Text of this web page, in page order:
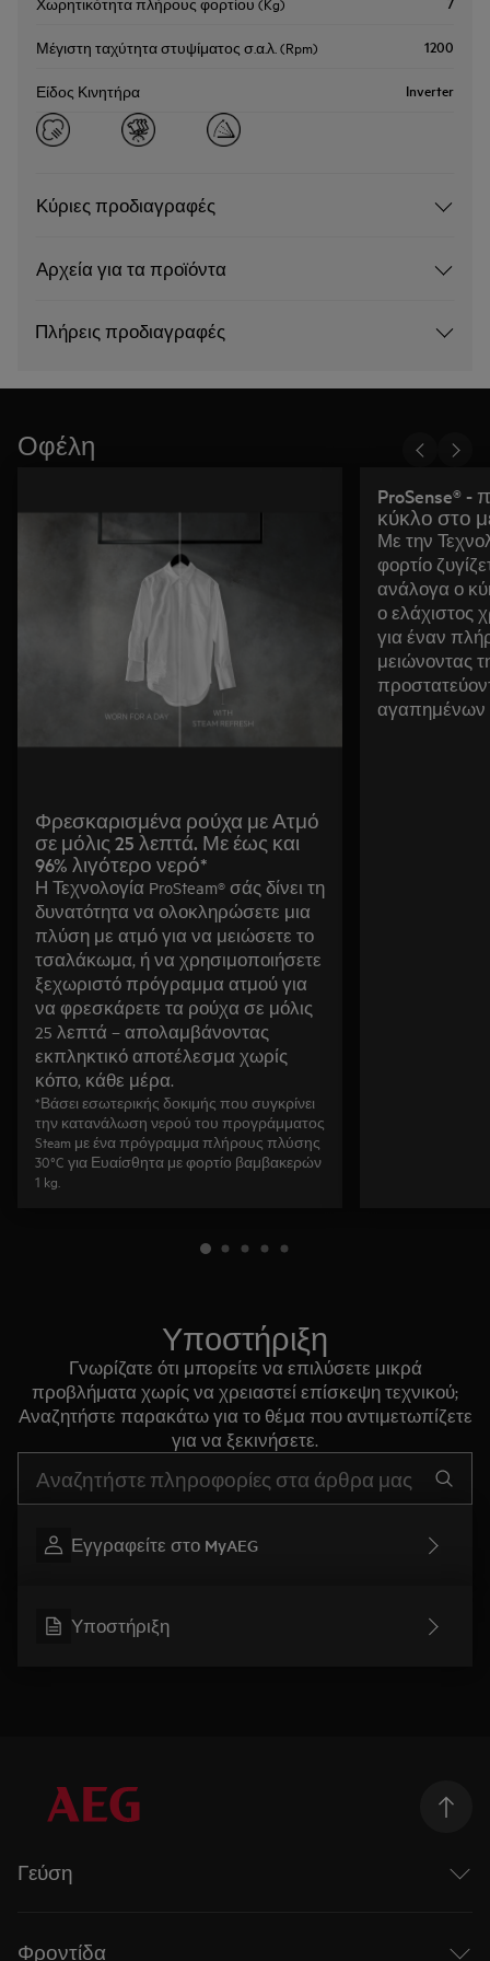
Μέγιστη ταχύτητα στυψίματος σ.α.λ. (Rpm) 1200
Είδος Κινητήρα Inverter
Κύριες προδιαγραφές
Αρχεία για τα προϊόντα
Πλήρεις προδιαγραφές
Οφέλη
Φρεσκαρισμένα ρούχα με Ατμό
σε μόλις 25 λεπτά. Με έως και
96% λιγότερο νερό*
Η Τεχνολογία ProSteam® σάς δίνει τη
δυνατότητα να ολοκληρώσετε μια
πλύση με ατμό για να μειώσετε το
τσαλάκωμα, ή να χρησιμοποιήσετε
ξεχωριστό πρόγραμμα ατμού για
να φρεσκάρετε τα ρούχα σε μόλις
25 λεπτά – απολαμβάνοντας
εκπληκτικό αποτέλεσμα χωρίς
κόπο, κάθε μέρα.
*Βάσει εσωτερικής δοκιμής που συγκρίνει
την κατανάλωση νερού του προγράμματος
Steam με ένα πρόγραμμα πλήρους πλύσης
30°C για Ευαίσθητα με φορτίο βαμβακερών
1 kg.
ProSense® - προσαρμόζει τον
κύκλο στο
Με την
φορτίο
ανάλογα ο
ο ελάχιστος
για έναν
μειώνοντας
αγαπημένων
Υποστήριξη
Γνωρίζατε ότι μπορείτε να επιλύσετε μικρά
προβλήματα χωρίς να χρειαστεί επίσκεψη τεχνικού;
Αναζητήστε παρακάτω για το θέμα που αντιμετωπίζετε
για να ξεκινήσετε.
Εγγραφείτε στο MyAEG
Υποστήριξη
Γεύση
Η σειρά Mastery της AEG
Φροντίδα